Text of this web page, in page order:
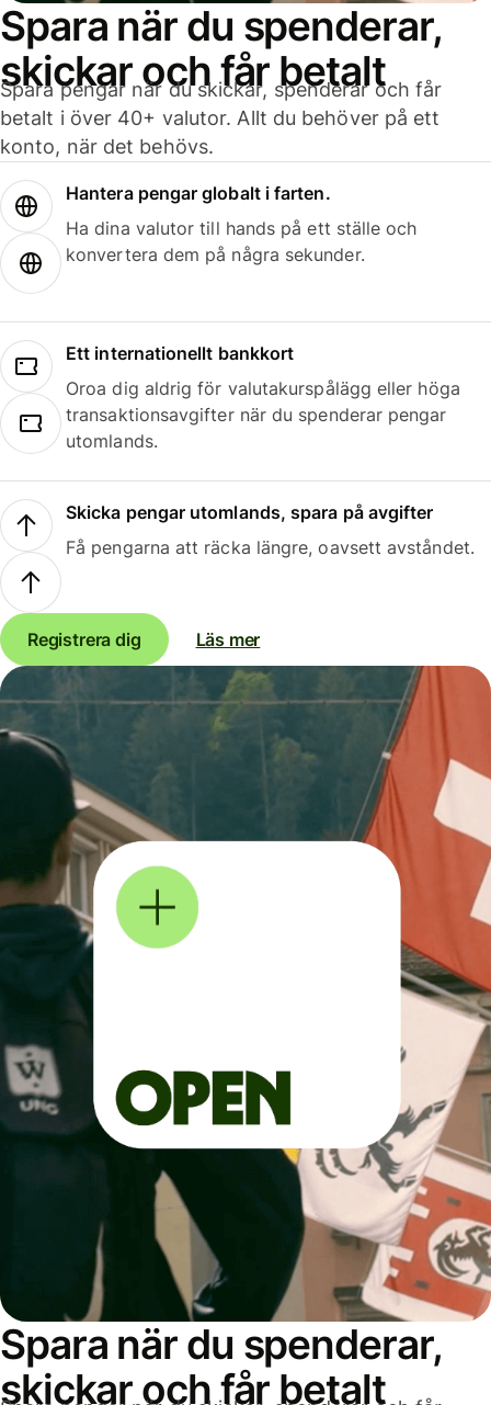
Spara när du spenderar,
skickar och får betalt
Spara pengar när du skickar, spenderar och får
betalt i över 40+ valutor. Allt du behöver på ett
konto, när det behövs.
Hantera pengar globalt i farten.
Ha dina valutor till hands på ett ställe och
konvertera dem på några sekunder.
Ett internationellt bankkort
Oroa dig aldrig för valutakurspålägg eller höga
transaktionsavgifter när du spenderar pengar
utomlands.
Skicka pengar utomlands, spara på avgifter
Få pengarna att räcka längre, oavsett avståndet.
Registrera dig Läs mer
Spara när du spenderar,
skickar och får betalt